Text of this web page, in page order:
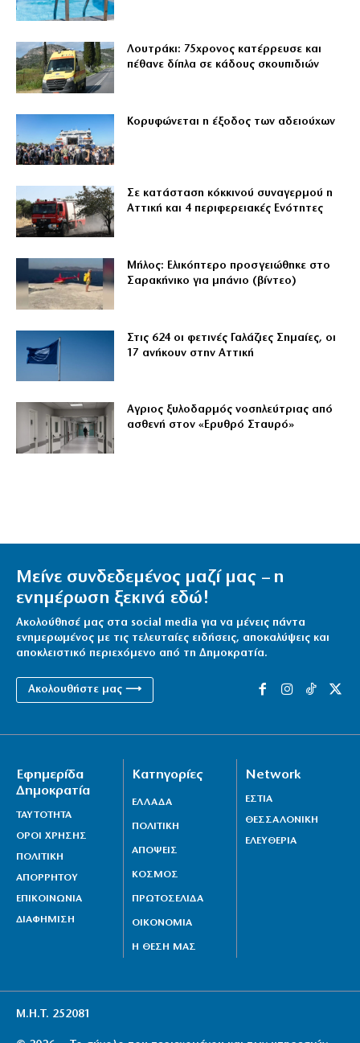
Λουτράκι: 75χρονος κατέρρευσε και
πέθανε δίπλα σε κάδους σκουπιδιών
Κορυφώνεται η έξοδος των αδειούχων
Σε κατάσταση κόκκινού συναγερμού η
Αττική και 4 περιφερειακές Ενότητες
Μήλος: Ελικόπτερο προσγειώθηκε στο
Σαρακήνικο για μπάνιο (βίντεο)
Στις 624 οι φετινές Γαλάζιες Σημαίες, οι
17 ανήκουν στην Αττική
Αγριος ξυλοδαρμός νοσηλεύτριας από
ασθενή στον «Ερυθρό Σταυρό»
Μείνε συνδεδεμένος μαζί μας – η
ενημέρωση ξεκινά εδώ!
Ακολούθησέ μας στα social media για να μένεις πάντα
ενημερωμένος με τις τελευταίες ειδήσεις, αποκαλύψεις και
αποκλειστικό περιεχόμενο από τη Δημοκρατία.
Ακολουθήστε μας ⟶
Εφημερίδα
Δημοκρατία
ΤΑΥΤΟΤΗΤΑ
ΟΡΟΙ ΧΡΗΣΗΣ
ΠΟΛΙΤΙΚΗ
ΑΠΟΡΡΗΤΟΥ
ΕΠΙΚΟΙΝΩΝΙΑ
ΔΙΑΦΗΜΙΣΗ
Κατηγορίες
ΕΛΛΑΔΑ
ΠΟΛΙΤΙΚΗ
ΑΠΟΨΕΙΣ
ΚΟΣΜΟΣ
ΠΡΩΤΟΣΕΛΙΔΑ
ΟΙΚΟΝΟΜΙΑ
Η ΘΕΣΗ ΜΑΣ
Network
ΕΣΤΙΑ
ΘΕΣΣΑΛΟΝΙΚΗ
ΕΛΕΥΘΕΡΙΑ
Μ.Η.Τ. 252081